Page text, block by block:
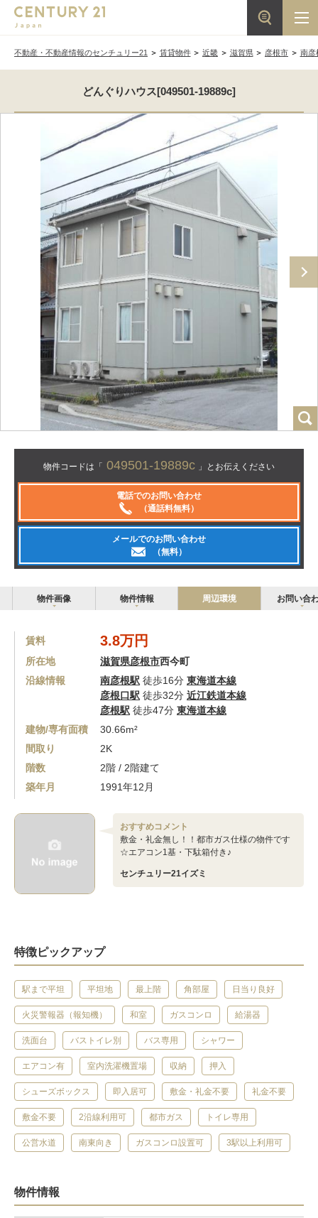
不動産・不動産情報のセンチュリー21 賃貸物件 近畿 滋賀県 彦根市 南彦
どんぐりハウス[049501-19889c]
物件コードは「 049501-19889c 」とお伝えください
電話でのお問い合わせ
（通話料無料）
メールでのお問い合わせ
（無料）
物件画像 物件情報 周辺環境 お問い合
賃料 3.8万円
所在地 滋賀県彦根市西今町
沿線情報
南彦根駅 徒歩16分 東海道本線
彦根口駅 徒歩32分 近江鉄道本線
彦根駅 徒歩47分 東海道本線
建物/専有面積
30.66m²
間取り
2K
階数
2階 / 2階建て
築年月
1991年12月
おすすめコメント
敷金・礼金無し！！都市ガス仕様の物件です
☆エアコン1基・下駄箱付き♪
センチュリー21イズミ
特徴ピックアップ
駅まで平坦 平坦地 最上階 角部屋 日当り良好
火災警報器（報知機） 和室 ガスコンロ 給湯器
洗面台 バストイレ別 バス専用 シャワー
エアコン有 室内洗濯機置場 収納 押入
シューズボックス 即入居可 敷金・礼金不要 礼金不要
敷金不要 2沿線利用可 都市ガス トイレ専用
公営水道 南東向き ガスコンロ設置可 3駅以上利用可
物件情報